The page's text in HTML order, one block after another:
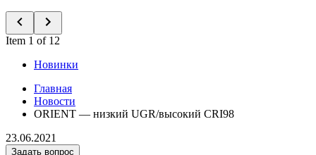
Item 1 of 12
Новинки
Главная
Новости
ORIENT — низкий UGR/высокий CRI98
23.06.2021
Задать вопрос